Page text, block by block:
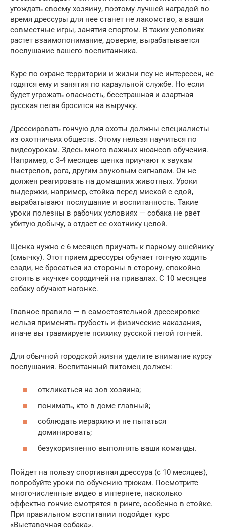
угождать своему хозяину, поэтому лучшей наградой во
время дрессуры для нее станет не лакомство, а ваши
совместные игры, занятия спортом. В таких условиях
растет взаимопонимание, доверие, вырабатывается
послушание вашего воспитанника.
Курс по охране территории и жизни псу не интересен, не
годятся ему и занятия по караульной службе. Но если
будет угрожать опасность, бесстрашная и азартная
русская пегая бросится на выручку.
Дрессировать гончую для охоты должны специалисты
из охотничьих обществ. Этому нельзя научиться по
видеоурокам. Здесь много важных нюансов обучения.
Например, с 3-4 месяцев щенка приучают к звукам
выстрелов, рога, другим звуковым сигналам. Он не
должен реагировать на домашних животных. Уроки
выдержки, например, стойка перед миской с едой,
вырабатывают послушание и воспитанность. Такие
уроки полезны в рабочих условиях — собака не рвет
убитую добычу, а отдает ее охотнику целой.
Щенка нужно с 6 месяцев приучать к парному ошейнику
(смычку). Этот прием дрессуры обучает гончую ходить
сзади, не бросаться из стороны в сторону, спокойно
стоять в «кучке» сородичей на привалах. С 10 месяцев
собаку обучают нагонке.
Главное правило — в самостоятельной дрессировке
нельзя применять грубость и физические наказания,
иначе вы травмируете психику русской пегой гончей.
Для обычной городской жизни уделите внимание курсу
послушания. Воспитанный питомец должен:
откликаться на зов хозяина;
понимать, кто в доме главный;
соблюдать иерархию и не пытаться
доминировать;
безукоризненно выполнять ваши команды.
Пойдет на пользу спортивная дрессура (с 10 месяцев),
попробуйте уроки по обучению трюкам. Посмотрите
многочисленные видео в интернете, насколько
эффектно гончие смотрятся в ринге, особенно в стойке.
При правильном воспитании подойдет курс
«Выставочная собака».